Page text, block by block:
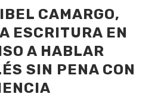
CAMARGO,
ESCRITURA EN
A HABLAR
SIN PENA CON